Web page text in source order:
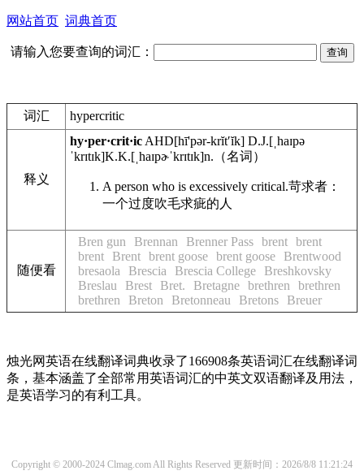
网站首页 词典首页
请输入您要查询的词汇：
词汇 hypercritic
释义
hy·per·crit·ic AHD[hī'pər-krĭtʹĭk] D.J.[ˌhaɪpə
ˈkrɪtɪk]K.K.[ˌhaɪpɚˈkrɪtɪk]n. （名词）
A person who is excessively critical.苛求者：
一个过度吹毛求疵的人
随便看
Bren gun Brennan Brenner Pass brent brent
brent
Brent brent goose brent goose
Brentwood
bresaola
Brescia Brescia College
Breshkovsky
Breslau
Brest Bret. Bretagne brethren
brethren
brethren
Breton Bretonneau Bretons Breuer
烛光网英语在线翻译词典收录了166908条英语词汇在线翻译词
条，基本涵盖了全部常用英语词汇的中英文双语翻译及用法，
是英语学习的有利工具。
Copyright © 2000-2024 Clmag.com All Rights Reserved 更新时间：2026/8/8 11:21:24